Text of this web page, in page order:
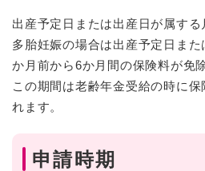
出産予定日または出産日が属する
多胎妊娠の場合は出産予定日ま
か月前から6か月間の保険料が免
この期間は老齢年金受給の時に
れます。
申請時期